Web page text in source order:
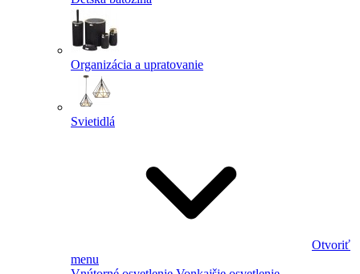
Organizácia a upratovanie
Svietidlá
Otvoriť
menu